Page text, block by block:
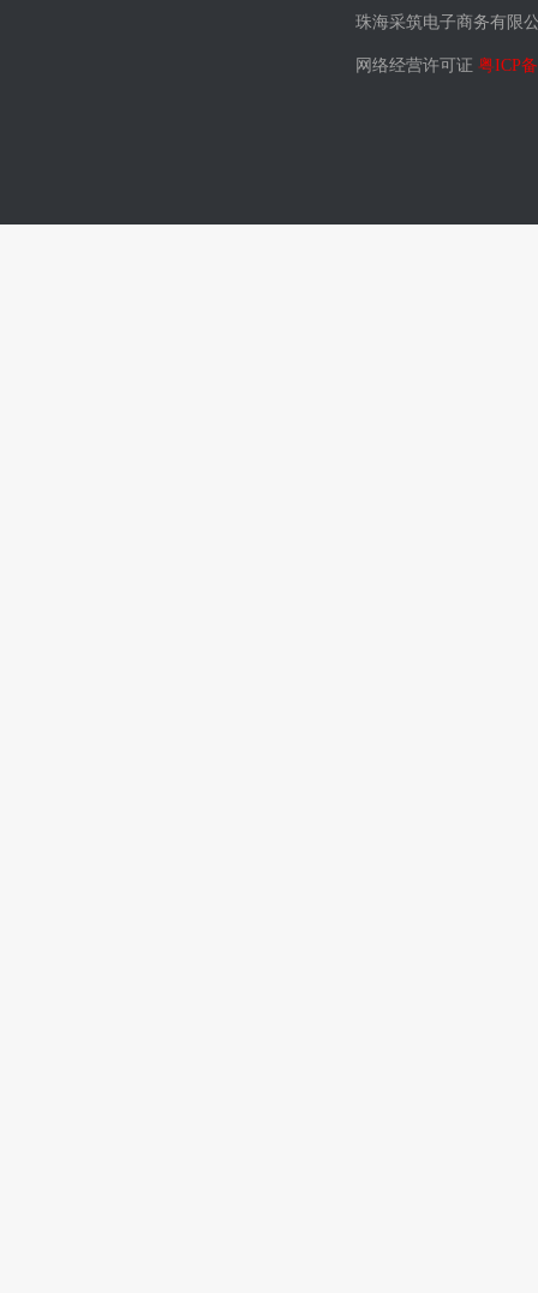
珠海采筑电子商务有限
网络经营许可证 粤ICP